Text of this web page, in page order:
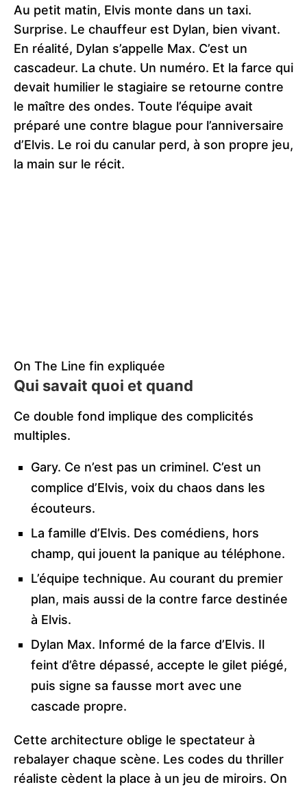
Au petit matin, Elvis monte dans un taxi.
Surprise. Le chauffeur est Dylan, bien vivant.
En réalité, Dylan s’appelle Max. C’est un
cascadeur. La chute. Un numéro. Et la farce qui
devait humilier le stagiaire se retourne contre
le maître des ondes. Toute l’équipe avait
préparé une contre blague pour l’anniversaire
d’Elvis. Le roi du canular perd, à son propre jeu,
la main sur le récit.
On The Line fin expliquée
Qui savait quoi et quand
Ce double fond implique des complicités
multiples.
Gary. Ce n’est pas un criminel. C’est un
complice d’Elvis, voix du chaos dans les
écouteurs.
La famille d’Elvis. Des comédiens, hors
champ, qui jouent la panique au téléphone.
L’équipe technique. Au courant du premier
plan, mais aussi de la contre farce destinée
à Elvis.
Dylan Max. Informé de la farce d’Elvis. Il
feint d’être dépassé, accepte le gilet piégé,
puis signe sa fausse mort avec une
cascade propre.
Cette architecture oblige le spectateur à
rebalayer chaque scène. Les codes du thriller
réaliste cèdent la place à un jeu de miroirs. On